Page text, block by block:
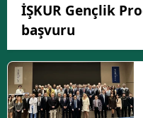
İŞKUR Gençlik
başvuru